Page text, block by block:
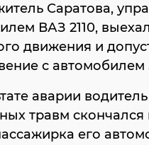
Саратова,
ВАЗ 2110,
движения и
с
аварии
травм скончался
его